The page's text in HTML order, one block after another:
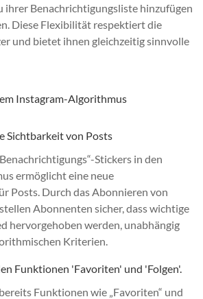
ihrer Benachrichtigungsliste hinzufügen
Diese Flexibilität respektiert die
und bietet ihnen gleichzeitig sinnvolle
Instagram-Algorithmus
Sichtbarkeit von Posts
Stickers in den
ermöglicht eine neue
Posts. Durch das Abonnieren von
Abonnenten sicher, dass wichtige
hervorgehoben werden, unabhängig
Kriterien.
Funktionen 'Favoriten' und 'Folgen'.
Funktionen wie „Favoriten“ und